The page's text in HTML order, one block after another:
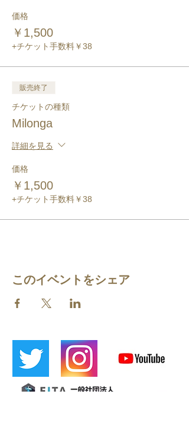
価格
￥1,500
+チケット手数料￥38
販売終了
チケットの種類
Milonga
詳細を見る
価格
￥1,500
+チケット手数料￥38
このイベントをシェア